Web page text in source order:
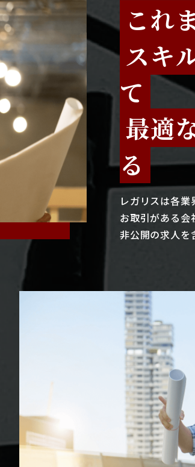
これ
スキ
て
最適
る
レガリスは各
お取引がある会
非公開の求人を